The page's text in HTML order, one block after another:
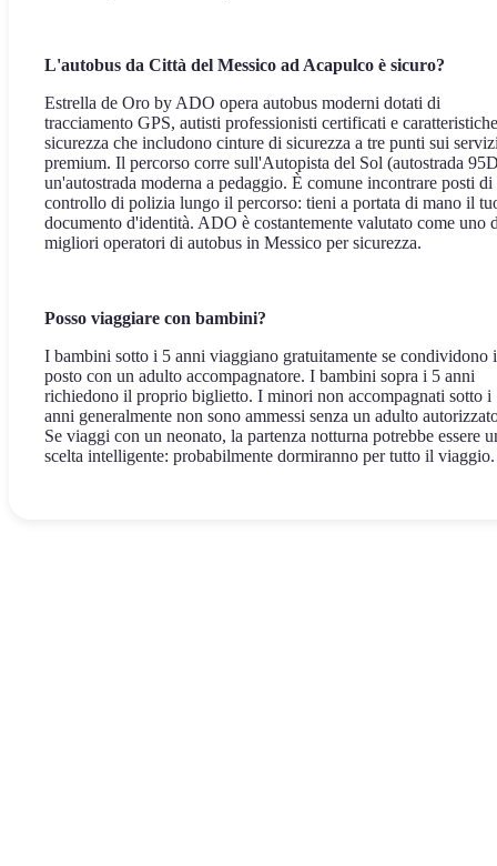
L'autobus da Città del Messico ad Acapulco è sicuro?
Estrella de Oro by ADO opera autobus moderni dotati di
tracciamento GPS, autisti professionisti certificati e
sicurezza che includono cinture di sicurezza a tre punti sui
premium. Il percorso corre sull'Autopista del Sol (autostrada
un'autostrada moderna a pedaggio. È comune incontrare posti di
controllo di polizia lungo il percorso: tieni a portata di mano il
documento d'identità. ADO è costantemente valutato come uno
migliori operatori di autobus in Messico per sicurezza.
Posso viaggiare con bambini?
I bambini sotto i 5 anni viaggiano gratuitamente se condividono
posto con un adulto accompagnatore. I bambini sopra i 5 anni
richiedono il proprio biglietto. I minori non accompagnati sotto i
anni generalmente non sono ammessi senza un adulto
Se viaggi con un neonato, la partenza notturna potrebbe essere
scelta intelligente: probabilmente dormiranno per tutto il viaggio.